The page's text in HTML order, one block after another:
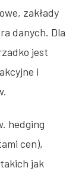
zakłady
danych. Dla
jest
i
hedging
cen),
jak